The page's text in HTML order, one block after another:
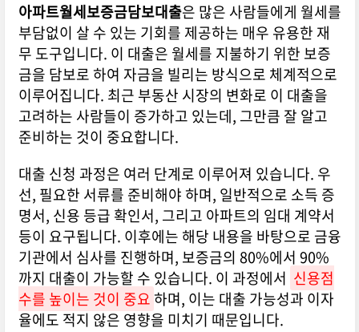
아파트월세보증금담보대출은 많은 사람들에게 월세를
부담없이 살 수 있는 기회를 제공하는 매우 유용한 재
무 도구입니다. 이 대출은 월세를 지불하기 위한 보증
금을 담보로 하여 자금을 빌리는 방식으로 체계적으로
이루어집니다. 최근 부동산 시장의 변화로 이 대출을
고려하는 사람들이 증가하고 있는데, 그만큼 잘 알고
준비하는 것이 중요합니다.
대출 신청 과정은 여러 단계로 이루어져 있습니다. 우
선, 필요한 서류를 준비해야 하며, 일반적으로 소득 증
명서, 신용 등급 확인서, 그리고 아파트의 임대 계약서
등이 요구됩니다. 이후에는 해당 내용을 바탕으로 금융
기관에서 심사를 진행하며, 보증금의 80%에서 90%
까지 대출이 가능할 수 있습니다. 이 과정에서 신용점
수를 높이는 것이 중요하며, 이는 대출 가능성과 이자
율에도 적지 않은 영향을 미치기 때문입니다.